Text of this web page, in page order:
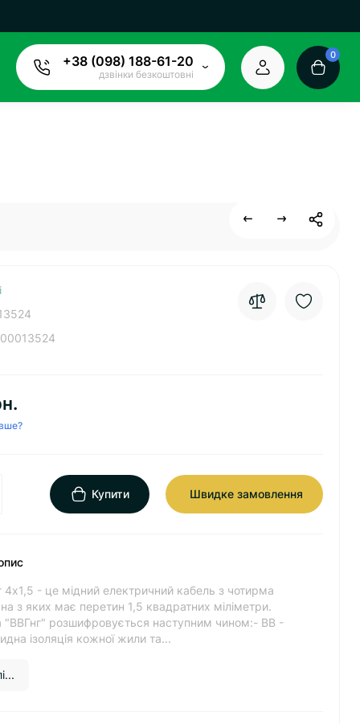
+38 (098) 188-61-20
дзвінки безкоштовні
0
Купити Швидке замовлення
4х1,5 - це мідний електричний кабель з чотирма
з яких має перетин 1,5 квадратних міліметри.
"ВВГнг" розшифровується наступним чином:- ВВ -
ізоляція кожної жили та...